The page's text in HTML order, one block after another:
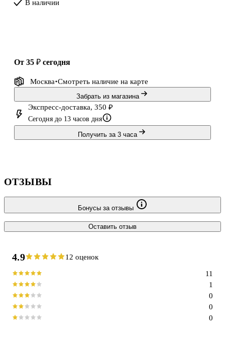
В наличии
от 35 ₽ сегодня
Москва Смотреть наличие на карте
Забрать из магазина
Экспресс-доставка, 350 ₽
Сегодня до 13 часов дня
Получить за 3 часа
ОТЗЫВЫ
Бонусы за отзывы
Оставить отзыв
4.9 12 оценок
0
0
0
1
11